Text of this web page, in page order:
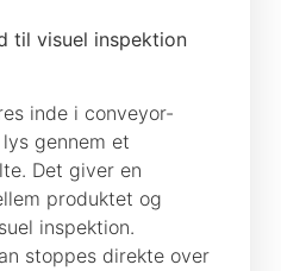
til visuel inspektion
inde i conveyor-
gennem et
Det giver en
produktet og
inspektion.
stoppes direkte over